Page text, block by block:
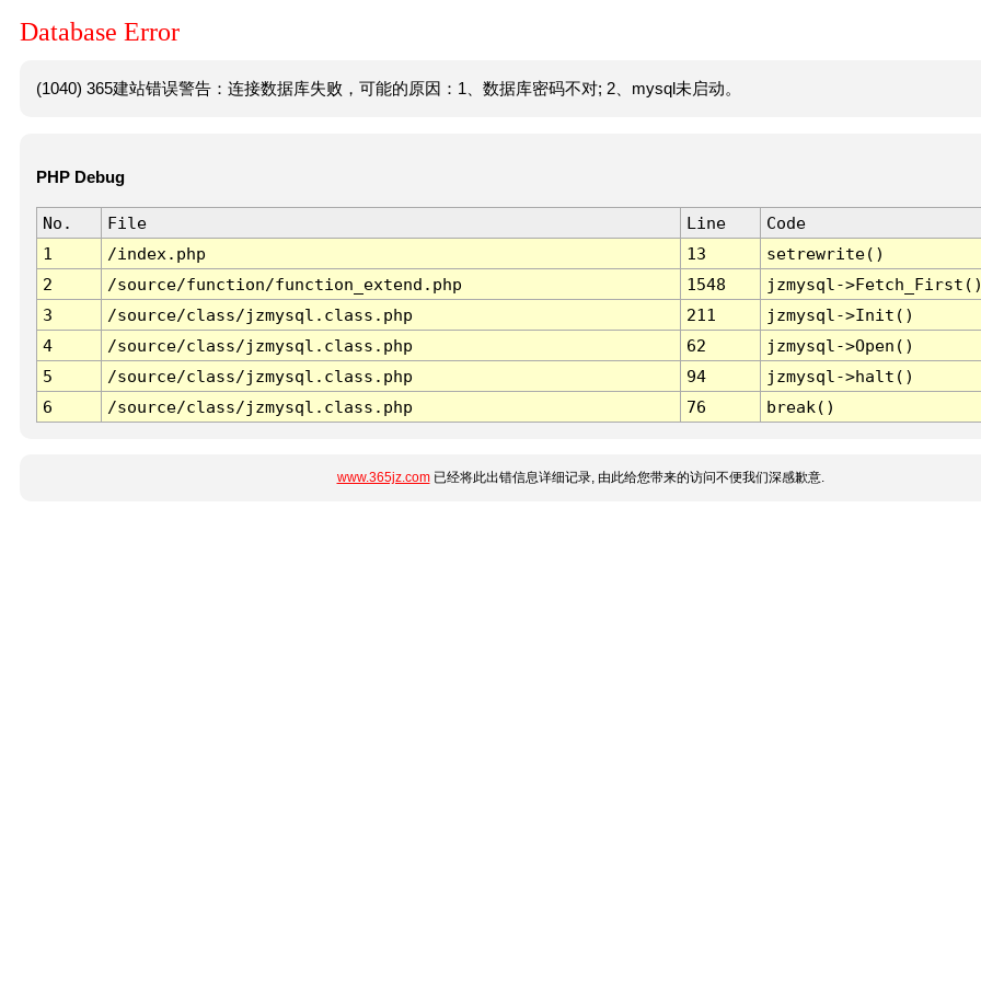
Database Error
(1040) 365建站错误警告：连接数据库失败，可能的原因：1、数据库密码不对; 2、mysql未启动。
PHP Debug
No. File Line
Code
1
/index.php 13
setrewrite()
2
/source/function/function_extend.php 1548
jzmysql-
3
/source/class/jzmysql.class.php 211
jzmysql->Init()
4
/source/class/jzmysql.class.php 62
jzmysql->Open()
5
/source/class/jzmysql.class.php 94
jzmysql->halt()
6
/source/class/jzmysql.class.php 76 break()
www.365jz.com已经将此出错信息详细记录, 由此给您带来的访问不便我们深感歉意.